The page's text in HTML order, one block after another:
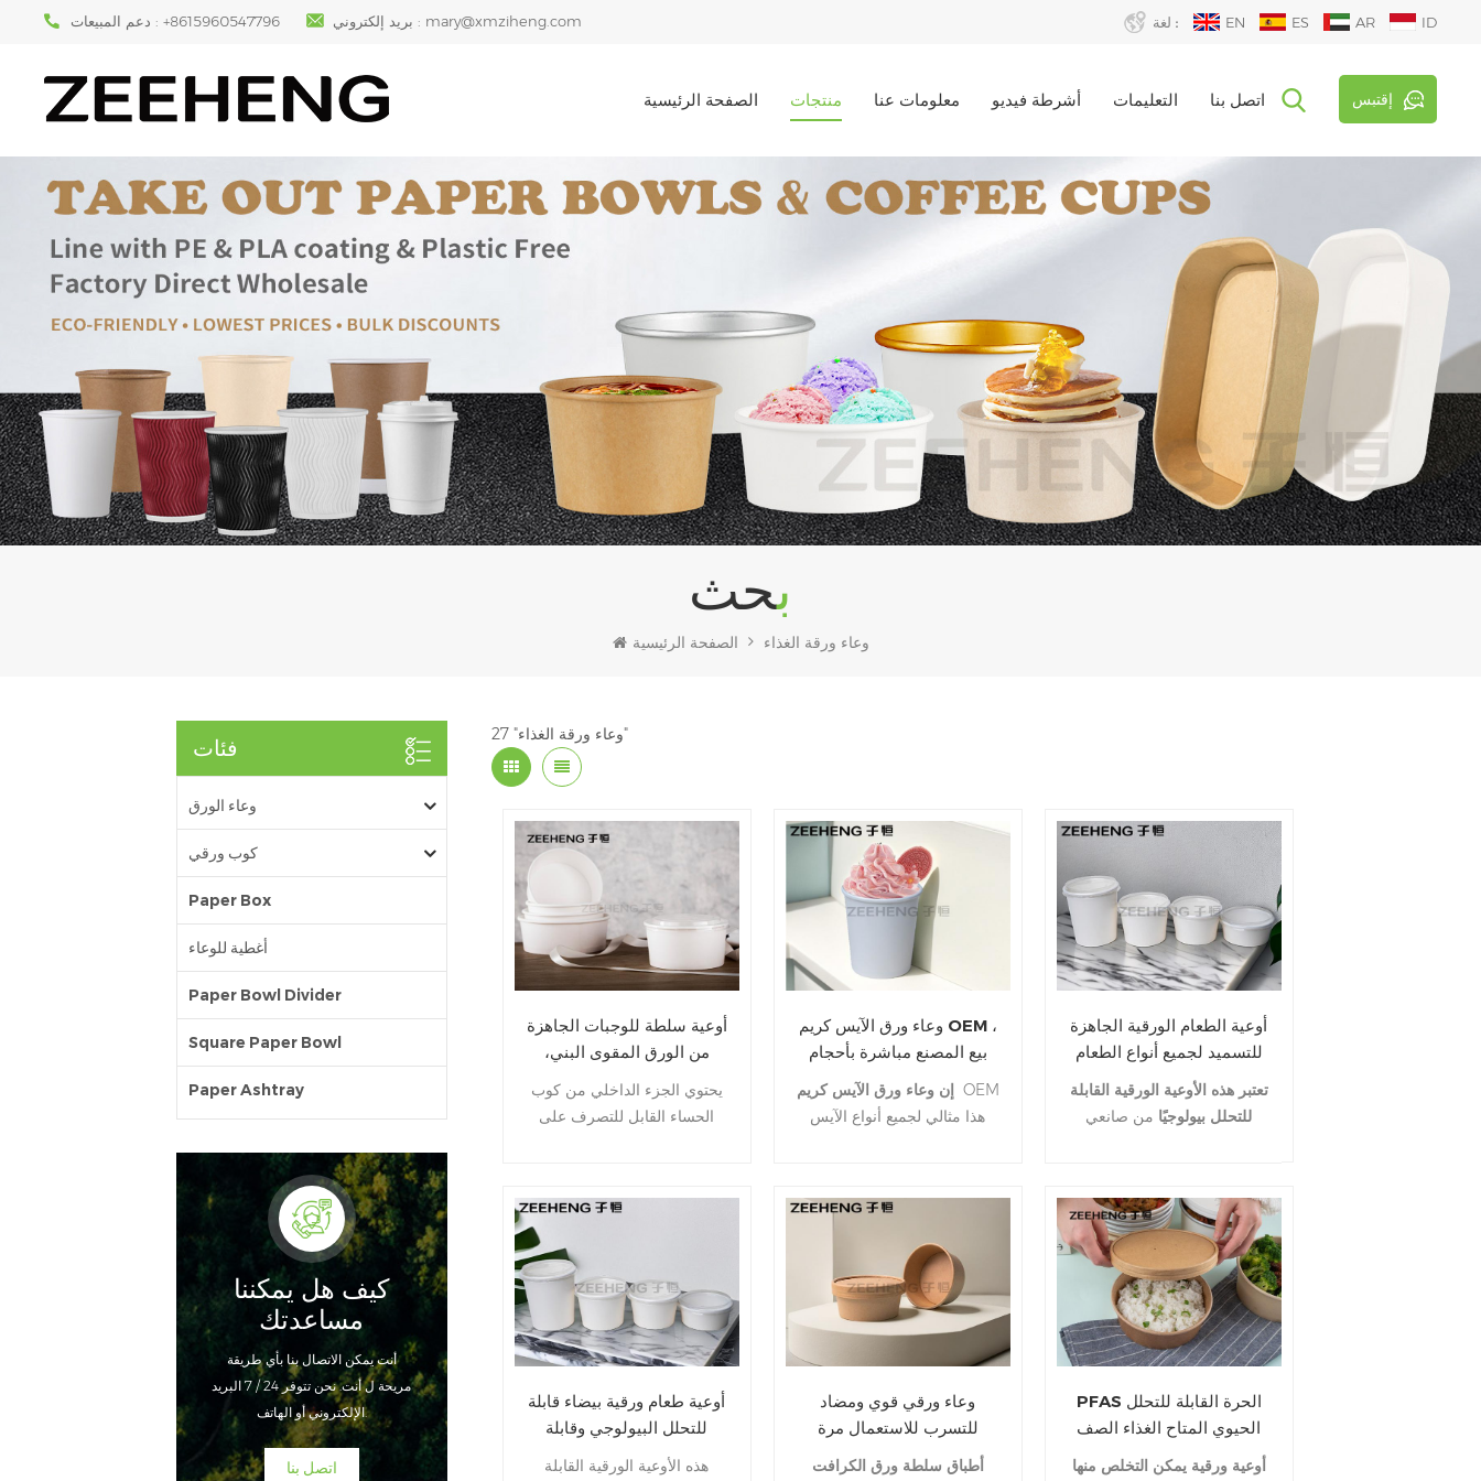
لغة : EN ES AR ID دعم المبيعات : +8615960547796 بريد إلكتروني : mary@xmziheng.com
إقتبس الصفحة الرئيسية منتجات معلومات عنا أشرطة فيديو التعليمات اتصل بنا
بحث
الصفحة الرئيسية وعاء ورقة الغذاء
فئات
وعاء الورق
كوب ورقي
Paper Box
أغطية للوعاء
Paper Bowl Divider
Square Paper Bowl
Paper Ashtray
كيف هل يمكننا
مساعدتك
أنت يمكن الاتصال بنا بأي طريقة
مريحة ل أنت. نحن تتوفر 24 / 7 البريد
الإلكتروني أو الهاتف.
اتصل بنا
27 "وعاء ورقة الغذاء"
أوعية سلطة للوجبات الجاهزة
من الورق المقوى البني،
للاستعمال مرة واحدة
يحتوي الجزء الداخلي من كوب
الحساء القابل للتصرف على
السائل أو الزيتي بشكل أفضل
دون القلق بشأن مشكلة تسرب
وعاء ورق الآيس كريم OEM ،
بيع المصنع مباشرة بأحجام
متعددة
OEM
هذا مثالي لجميع أنواع الآيس
المهلة هي 10-25 يوما فقط.
أوعية الطعام الورقية الجاهزة
للتسميد لجميع أنواع الطعام
تعتبر هذه الأوعية الورقية القابلة
للتحلل بيولوجيًا من صانعي
والباردة، وهي متوفرة بأحجام
مختلفة.
المهلة هي 10-25 يوما فقط.
اتصل بنا في أي وقت.
أوعية طعام ورقية بيضاء قابلة
للتحلل البيولوجي وقابلة
للتحلل للوجبات الجاهزة
هذه الأوعية الورقية القابلة
وعاء ورقي قوي ومضاد
للتسرب للاستعمال مرة
واحدة من ZEEHENG
أطباق سلطة ورق الكرافت
PFAS الحرة القابلة للتحلل
الحيوي المتاح الغذاء الصف
ورقة سلطة السلطانية
أوعية ورقية يمكن التخلص منها